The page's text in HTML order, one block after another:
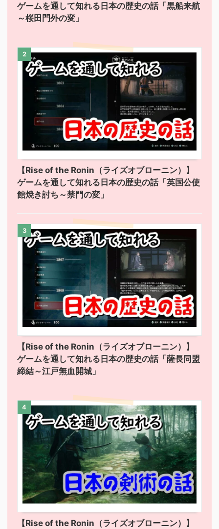
ゲームを通して知れる日本の歴史の話「黒船来航
～桜田門外の変」
2
【Rise of the Ronin（ライズオブローニン）】
ゲームを通して知れる日本の歴史の話「英国公使
館焼き討ち～禁門の変」
3
【Rise of the Ronin（ライズオブローニン）】
ゲームを通して知れる日本の歴史の話「薩長同盟
締結～江戸無血開城」
4
【Rise of the Ronin（ライズオブローニン）】